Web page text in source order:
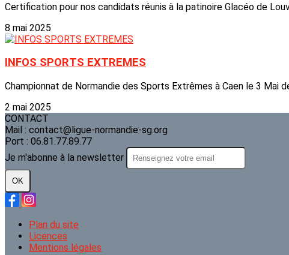
Certification pour nos candidats réunis à la patinoire Glacéo de
8 mai 2025
INFOS SPORTS EXTREMES
Championnat de Normandie des Sports Extrêmes à Caen le 3 Mai
2 mai 2025
CONTACT
Mail : contact@ligue-normandie-sg.org
Port : 06.81.77.89.77
Je m'abonne à la newsletter
OK
Plan du site
Licences
Mentions légales